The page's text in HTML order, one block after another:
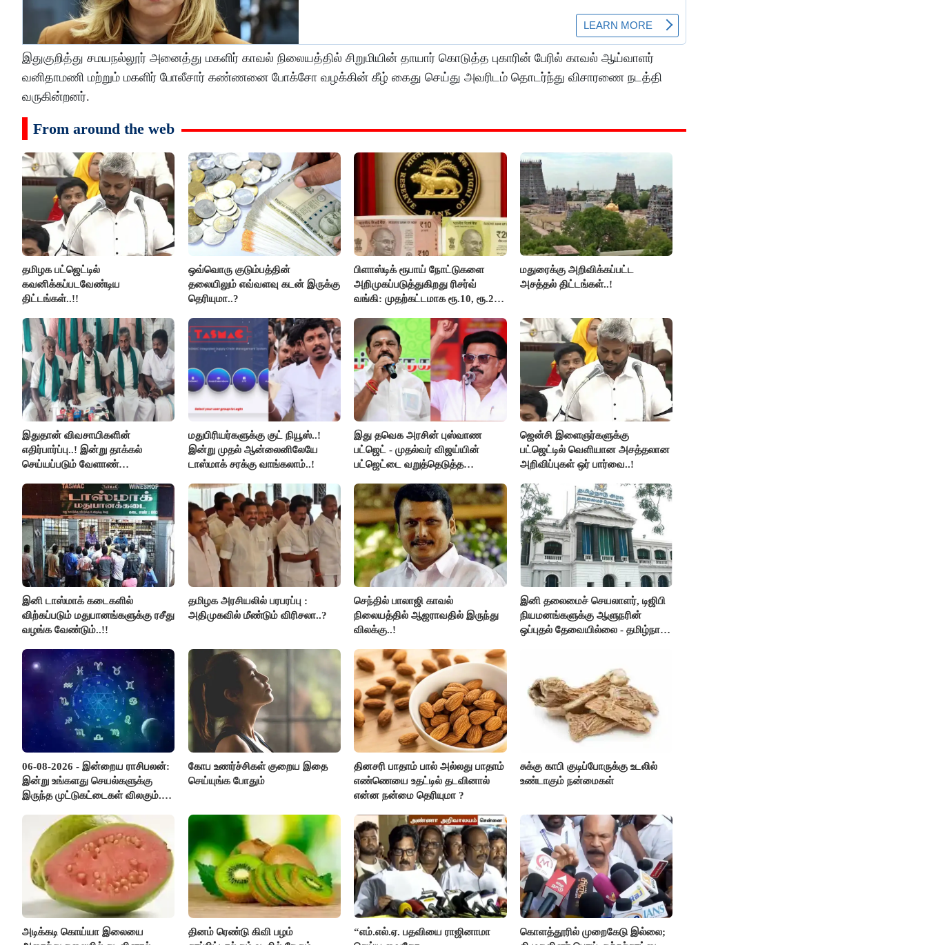
இதுகுறித்து சமயநல்லூர் அனைத்து மகளிர் காவல் நிலையத்தில் சிறுமியின் தாயார் கொடுத்த புகாரின் பேரில் காவல் ஆய்வாளர்
வனிதாமணி மற்றும் மகளிர் போலீசார் கண்ணனை போக்சோ வழக்கின் கீழ் கைது செய்து அவரிடம் தொடர்ந்து விசாரணை நடத்தி
வருகின்றனர்.
From around the web
தமிழக பட்ஜெட்டில்
கவனிக்கப்படவேண்டிய
திட்டங்கள்..!!
ஒவ்வொரு குடும்பத்தின்
தலையிலும் எவ்வளவு கடன் இருக்கு
தெரியுமா..?
பிளாஸ்டிக் ரூபாய் நோட்டுகளை
அறிமுகப்படுத்துகிறது ரிசர்வ்
வங்கி: முதற்கட்டமாக ரூ.10, ரூ.20
மதுரைக்கு அறிவிக்கப்பட்ட
அசத்தல் திட்டங்கள்..!
இதுதான் விவசாயிகளின்
எதிர்பார்ப்பு..! இன்று தாக்கல்
செய்யப்படும் வேளாண்
கோரிக்கை!
மதுபிரியர்களுக்கு குட் நியூஸ்..!
இன்று முதல் ஆன்லைனிலேயே
டாஸ்மாக் சரக்கு வாங்கலாம்..!
இது தவெக அரசின் புஸ்வாண
பட்ஜெட் - முதல்வர் விஜய்யின்
பட்ஜெட்டை வறுத்தெடுத்த
ஜென்சி இளைஞர்களுக்கு
பட்ஜெட்டில் வெளியான அசத்தலான
அறிவிப்புகள் ஒர் பார்வை..!
இனி டாஸ்மாக் கடைகளில்
விற்கப்படும் மதுபானங்களுக்கு ரசீது
வழங்க வேண்டும்..!!
தமிழக அரசியலில் பரபரப்பு :
அதிமுகவில் மீண்டும் விரிசலா..?
செந்தில் பாலாஜி காவல்
நிலையத்தில் ஆஜராவதில் இருந்து
விலக்கு..!
இனி தலைமைச் செயலாளர், டிஜிபி
நியமனங்களுக்கு ஆளுநரின்
ஒப்புதல் தேவையில்லை - தமிழ்நாடு
06-08-2026 - இன்றைய ராசிபலன்:
இன்று உங்களது செயல்களுக்கு
இருந்த முட்டுகட்டைகள் விலகும்.
பணவரத்து கூடும்..!
கோப உணர்ச்சிகள் குறைய இதை
செய்யுங்க போதும்
தினசரி பாதாம் பால் அல்லது பாதாம்
எண்ணெயை உதட்டில் தடவினால்
என்ன நன்மை தெரியுமா ?
சுக்கு காபி குடிப்போருக்கு உடலில்
உண்டாகும் நன்மைகள்
அடிக்கடி கொய்யா இலையை
தினம் ரெண்டு கிவி பழம்
“எம்.எல்.ஏ. பதவியை ராஜினாமா
கொளத்தூரில் முறைகேடு இல்லை;